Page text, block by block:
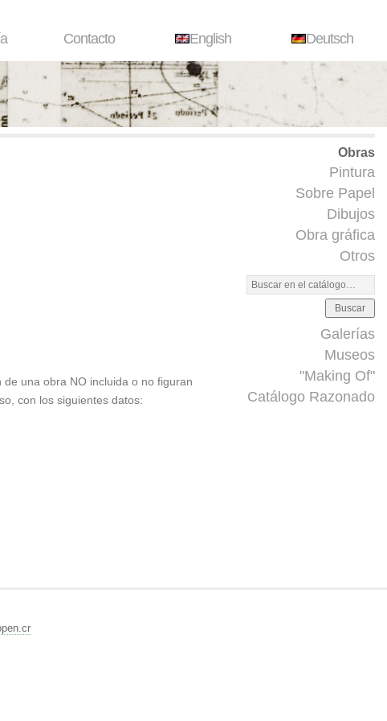
Contacto English Deutsch
Obras
Pintura
Sobre Papel
Dibujos
Obra gráfica
Otros
Buscar
Galerías
Museos
"Making Of"
Catálogo Razonado
una obra NO incluida o no figuran
con los siguientes datos: